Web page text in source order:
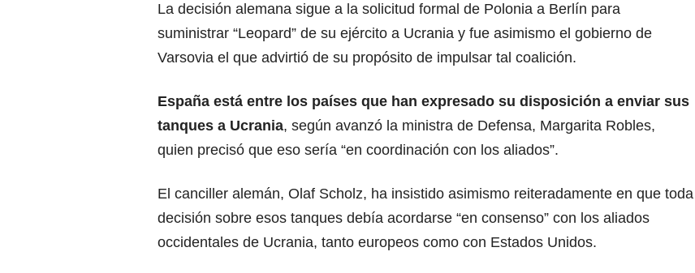
La decisión alemana sigue a la solicitud formal de Polonia a Berlín para
suministrar “Leopard” de su ejército a Ucrania y fue asimismo el gobierno de
Varsovia el que advirtió de su propósito de impulsar tal coalición.
España está entre los países que han expresado su disposición a enviar sus
tanques a Ucrania, según avanzó la ministra de Defensa, Margarita Robles,
quien precisó que eso sería “en coordinación con los aliados”.
El canciller alemán, Olaf Scholz, ha insistido asimismo reiteradamente en que toda
decisión sobre esos tanques debía acordarse “en consenso” con los aliados
occidentales de Ucrania, tanto europeos como con Estados Unidos.